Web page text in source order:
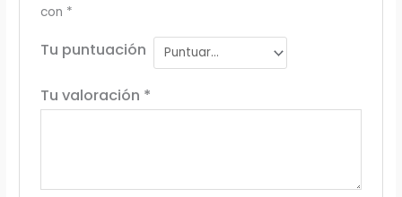
con *
Tu puntuación
Tu valoración *